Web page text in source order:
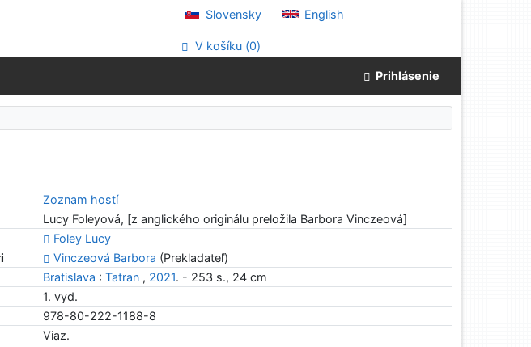
Slovensky English
V košíku (0)
Prihlásenie
Zoznam hostí
Lucy Foleyová, [z anglického originálu preložila Barbora Vinczeová]
Foley Lucy
Vinczeová Barbora (Prekladateľ)
Bratislava :Tatran , 2021. - 253 s., 24 cm
1. vyd.
978-80-222-1188-8
Viaz.